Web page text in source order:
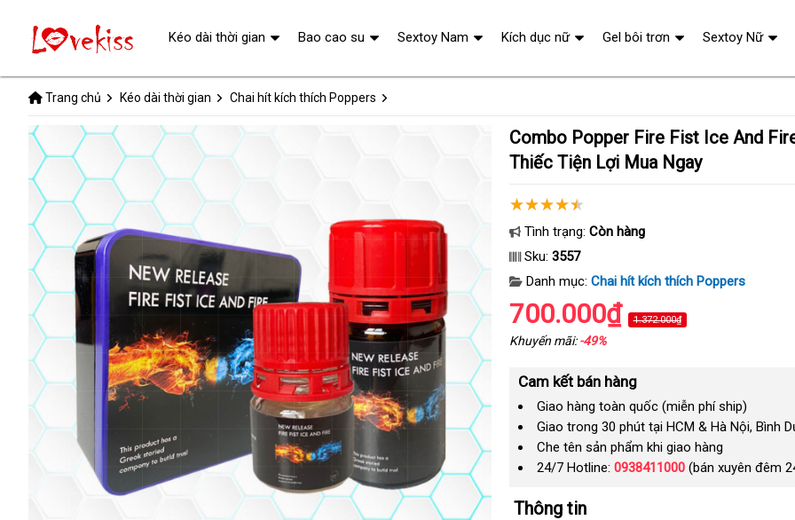
Trang chủ Kéo dài thời gian Chai hít kích thích Poppers
Combo Popper Fire Fist Ice And Fire 60ml Hộp
Thiếc Tiện Lợi Mua Ngay
Tình trạng: Còn hàng
Sku: 3557
Danh mục: Chai hít kích thích Poppers
700.000₫ 1.372.000₫
Khuyến mãi:-49%
Cam kết bán hàng
Giao hàng toàn quốc (miễn phí ship)
Giao trong 30 phút tại HCM & Hà Nội, Bình
Che tên sản phẩm khi giao hàng
24/7 Hotline: 0938411000(bán xuyên đêm
Thông tin
Kéo dài thời gian Bao cao su Sextoy Nam Kích dục nữ Gel bôi trơn Sextoy Nữ